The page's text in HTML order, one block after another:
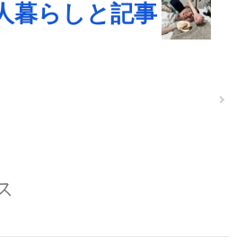
暮らしと記事